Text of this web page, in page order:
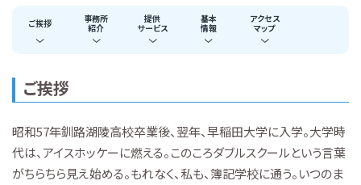
ご挨拶
事務所
紹介
提供
サービス
基本
情報
アクセス
マップ
ご挨拶
昭和57年釧路湖陵高校卒業後、翌年、早稲田大学に入学。大学時
代は、アイスホッケーに燃える。このころダブルスクールという言葉
がちらちら見え始める。もれなく、私も、簿記学校に通う。いつのま